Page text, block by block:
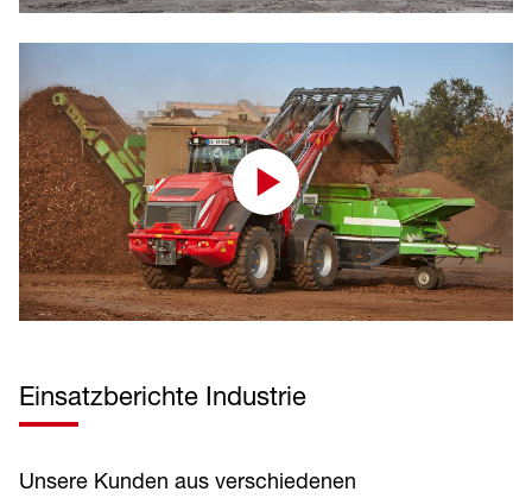
Einsatzberichte Industrie
Unsere Kunden aus verschiedenen